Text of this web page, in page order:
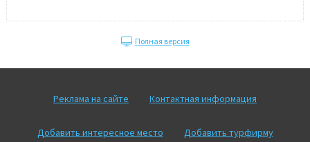
Полная версия
Реклама на сайте Контактная информация
Добавить интересное место Добавить турфирму